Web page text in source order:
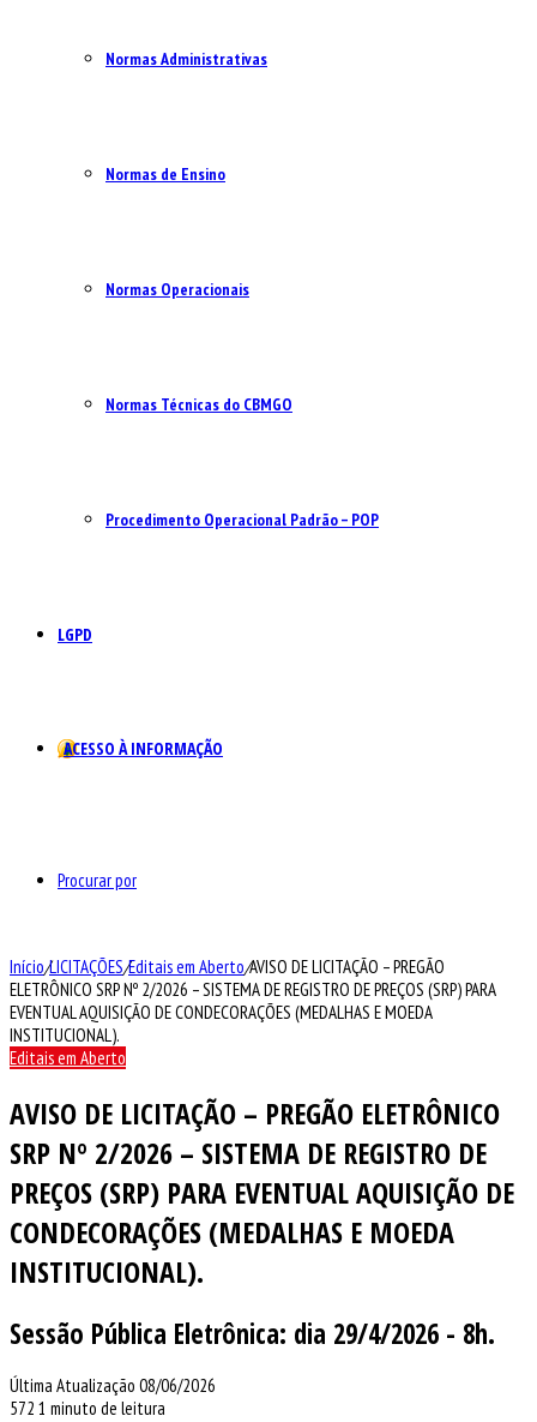
Normas Administrativas
Normas de Ensino
Normas Operacionais
Normas Técnicas do CBMGO
Procedimento Operacional Padrão – POP
LGPD
ACESSO À INFORMAÇÃO
Procurar por
Início/LICITAÇÕES/Editais em Aberto/AVISO DE LICITAÇÃO – PREGÃO
ELETRÔNICO SRP Nº 2/2026 – SISTEMA DE REGISTRO DE PREÇOS (SRP) PARA
EVENTUAL AQUISIÇÃO DE CONDECORAÇÕES (MEDALHAS E MOEDA
INSTITUCIONAL).
Editais em Aberto
AVISO DE LICITAÇÃO – PREGÃO ELETRÔNICO
SRP Nº 2/2026 – SISTEMA DE REGISTRO DE
PREÇOS (SRP) PARA EVENTUAL AQUISIÇÃO DE
CONDECORAÇÕES (MEDALHAS E MOEDA
INSTITUCIONAL).
Sessão Pública Eletrônica: dia 29/4/2026 - 8h.
Última Atualização 08/06/2026
572 1 minuto de leitura